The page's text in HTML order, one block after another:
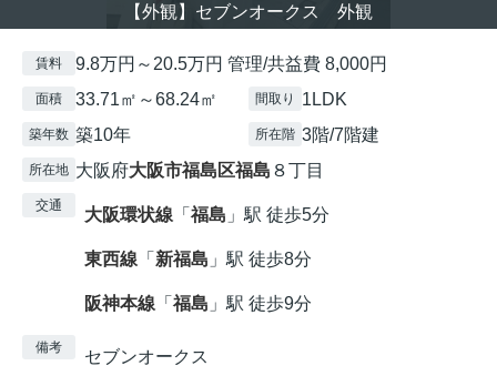
【外観】セブンオークス 外観
賃料 9.8万円～20.5万円 管理/共益費 8,000円
面積 33.71㎡～68.24㎡ 間取り 1LDK
築年数 築10年 所在階 3階/7階建
所在地 大阪府大阪市福島区福島 ８丁目
交通 大阪環状線 「 福島 」駅 徒歩5分
東西線 「 新福島 」駅 徒歩8分
阪神本線 「 福島 」駅 徒歩9分
備考 セブンオークス